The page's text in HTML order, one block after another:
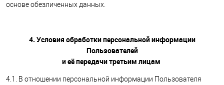
основе обезличенных данных.
4. Условия обработки персональной информации
Пользователей
и её передачи третьим лицам
4.1. В отношении персональной информации Пользователя